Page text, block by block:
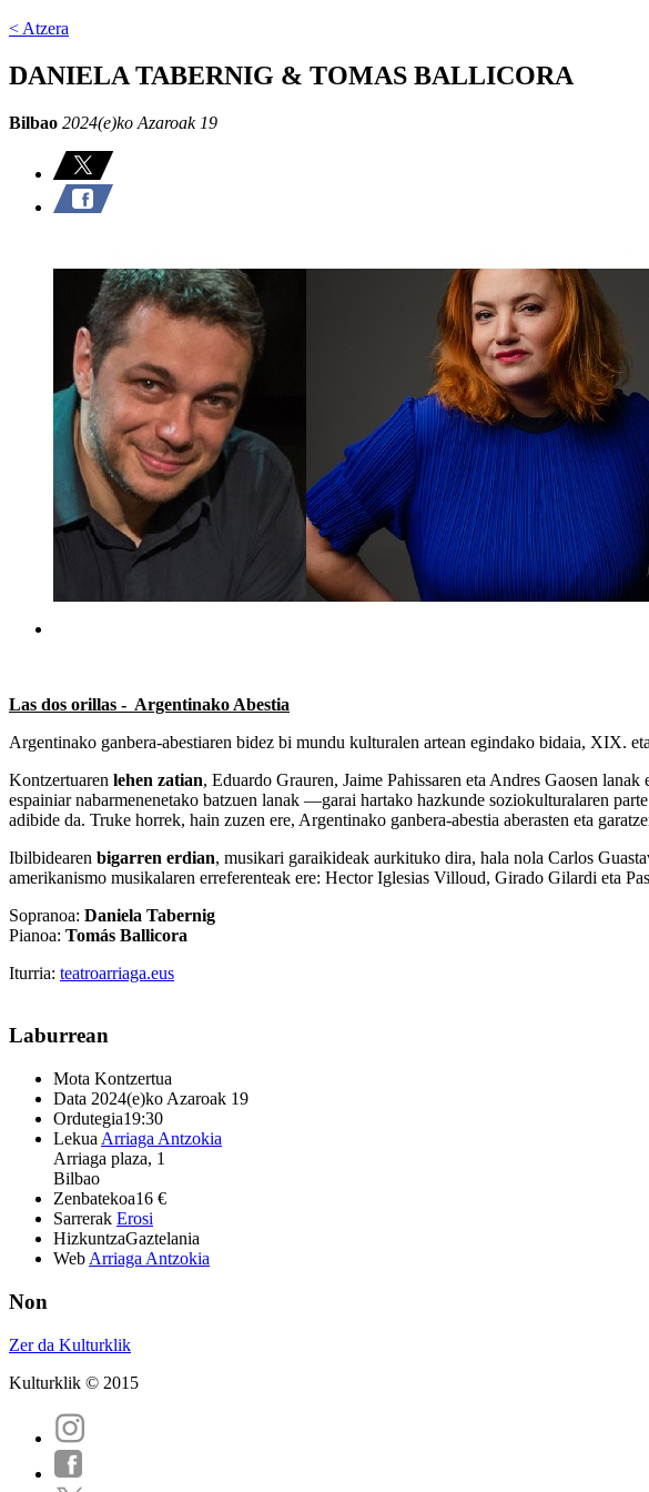
< Atzera
DANIELA TABERNIG & TOMAS BALLICORA
Bilbao 2024(e)ko Azaroak 19
Las dos orillas - Argentinako Abestia
Argentinako ganbera-abestiaren bidez bi mundu kulturalen artean egindako bidaia, XIX.
Kontzertuaren lehen zatian, Eduardo Grauren, Jaime Pahissaren eta Andres Gaosen
espainiar nabarmenenetako batzuen lanak —garai hartako hazkunde soziokulturalaren
adibide da. Truke horrek, hain zuzen ere, Argentinako ganbera-abestia aberasten eta
Ibilbidearen bigarren erdian, musikari garaikideak aurkituko dira, hala nola Carlos
amerikanismo musikalaren erreferenteak ere: Hector Iglesias Villoud, Girado Gilardi eta
Sopranoa: Daniela Tabernig
Pianoa: Tomás Ballicora
Iturria: teatroarriaga.eus
Laburrean
Mota Kontzertua
Data 2024(e)ko Azaroak 19
Ordutegia19:30
Lekua Arriaga Antzokia
Arriaga plaza, 1
Bilbao
Zenbatekoa16 €
Sarrerak Erosi
HizkuntzaGaztelania
Web Arriaga Antzokia
Non
Zer da Kulturklik
Kulturklik © 2015